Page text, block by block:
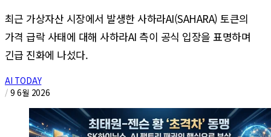
최근 가상자산 시장에서 발생한 사하라AI(SAHARA) 토큰의
가격 급락 사태에 대해 사하라AI 측이 공식 입장을 표명하며
긴급 진화에 나섰다.
AI TODAY
/ 9 6월 2026